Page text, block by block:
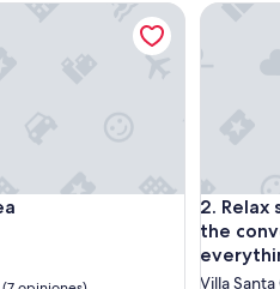
2. Relax
the
Relax
Villa Santa
Relax